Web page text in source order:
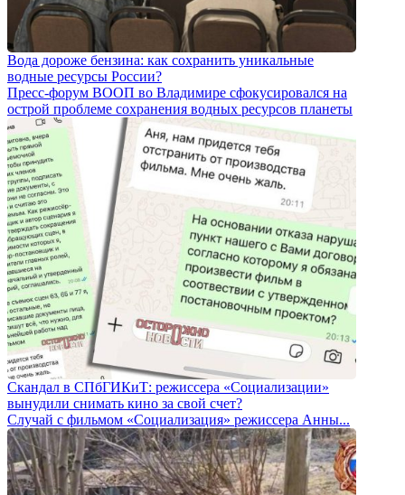
Вода дороже бензина: как сохранить уникальные
водные ресурсы России?
Пресс-форум ВООП во Владимире сфокусировался на
острой проблеме сохранения водных ресурсов планеты
Скандал в СПбГИКиТ: режиссера «Социализации»
вынудили снимать кино за свой счет?
Случай с фильмом «Социализация» режиссера Анны...